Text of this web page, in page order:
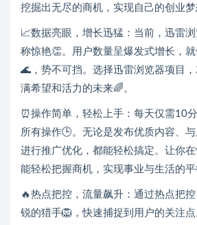
挖掘出无尽的商机，实现自己的创业梦
📈数据亮眼，增长迅猛：当前，迅雷
称惊艳👏。用户数量呈爆发式增长，
🌊，势不可挡。选择迅雷浏览器项目
满希望和活力的未来🌈。
⏰操作简单，轻松上手：每天仅需10
所有操作🕒。无论是发布优质内容、
进行推广优化，都能轻松搞定。让你
能轻松把握商机，实现事业与生活的平
🔥热点把控，流量飙升：通过热点把
锐的猎手🦁，快速捕捉到用户的关注